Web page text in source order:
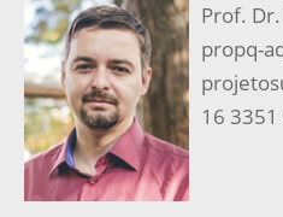
Prof.
propq-
16